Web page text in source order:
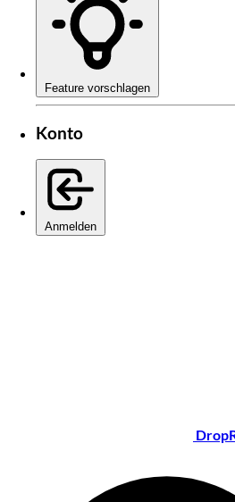
Feature vorschlagen
Konto
Anmelden